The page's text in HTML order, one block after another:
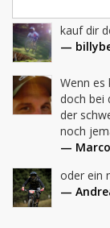
kauf dir
—
Wenn es
doch bei
der
noch
—
oder ein
—